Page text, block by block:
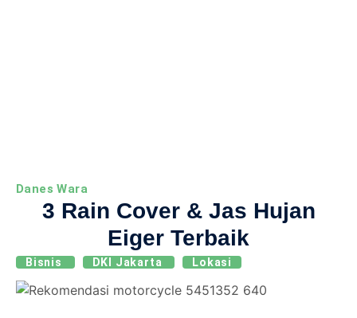
Danes Wara
3 Rain Cover & Jas Hujan
Eiger Terbaik
Bisnis DKI Jakarta Lokasi